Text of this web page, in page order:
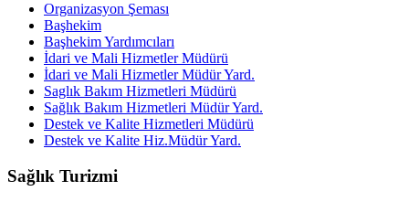
Organizasyon Şeması
Başhekim
Başhekim Yardımcıları
İdari ve Mali Hizmetler Müdürü
İdari ve Mali Hizmetler Müdür Yard.
Saglık Bakım Hizmetleri Müdürü
Sağlık Bakım Hizmetleri Müdür Yard.
Destek ve Kalite Hizmetleri Müdürü
Destek ve Kalite Hiz.Müdür Yard.
Sağlık Turizmi